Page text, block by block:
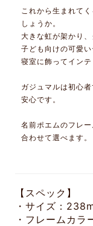
これから生まれて
しょうか。
大きな虹が架かり
子ども向けの可愛
寝室に飾ってイン
ガジュマルは初心
安心です。
名前ポエムのフレ
合わせて選べます。
【スペック】
・サイズ：
・フレームカ